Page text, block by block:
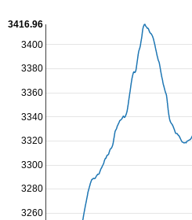
3260
3280
3300
3320
3340
3360
3380
3400
3416.96